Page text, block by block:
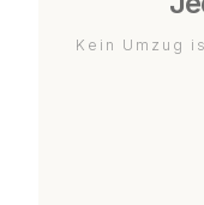
Kein Umzug